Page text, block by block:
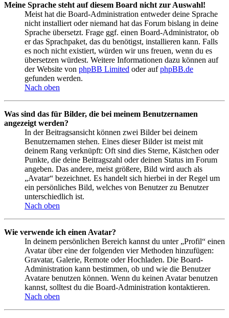
Meine Sprache steht auf diesem Board nicht zur Auswahl!
Meist hat die Board-Administration entweder deine Sprache
nicht installiert oder niemand hat das Forum bislang in deine
Sprache übersetzt. Frage ggf. einen Board-Administrator, ob
er das Sprachpaket, das du benötigst, installieren kann. Falls
es noch nicht existiert, würden wir uns freuen, wenn du es
übersetzen würdest. Weitere Informationen dazu können auf
der Website von phpBB Limited oder aufphpBB.de
gefunden werden.
Nach oben
Was sind das für Bilder, die bei meinem Benutzernamen
angezeigt werden?
In der Beitragsansicht können zwei Bilder bei deinem
Benutzernamen stehen. Eines dieser Bilder ist meist mit
deinem Rang verknüpft: Oft sind dies Sterne, Kästchen oder
Punkte, die deine Beitragszahl oder deinen Status im Forum
angeben. Das andere, meist größere, Bild wird auch als
„Avatar“ bezeichnet. Es handelt sich hierbei in der Regel um
ein persönliches Bild, welches von Benutzer zu Benutzer
unterschiedlich ist.
Nach oben
Wie verwende ich einen Avatar?
In deinem persönlichen Bereich kannst du unter „Profil“ einen
Avatar über eine der folgenden vier Methoden hinzufügen:
Gravatar, Galerie, Remote oder Hochladen. Die Board-
Administration kann bestimmen, ob und wie die Benutzer
Avatare benutzen können. Wenn du keinen Avatar benutzen
kannst, solltest du die Board-Administration kontaktieren.
Nach oben